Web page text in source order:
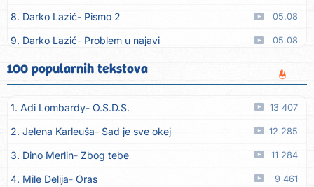
8. Darko Lazić Pismo 2 05.08
9. Darko Lazić Problem u najavi 05.08
10. Aleksandra Đuranović Kao zver
11. Meliha Imširović Čujem mili 05.08
12. Tereza Kesovija Prvi cvijet 05.08
13. Kopito Ka´ list ol kaduje (Poput lista od kadulje) 05.08
14. Alen Polić Rožica črljena 05.08
15. Oliver Dragojević 05.08
100 popularnih tekstova
1. Adi Lombardy O.S.D.S. 13 407
2. Jelena Karleuša Sad je sve okej 12 285
3. Dino Merlin Zbog tebe 11 284
4. Mile Delija Oras 9 461